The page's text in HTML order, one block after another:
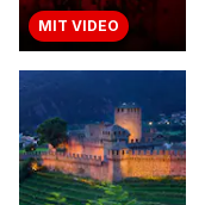
MIT VIDEO